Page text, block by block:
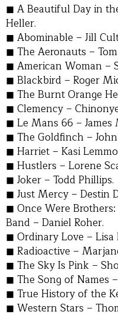
A Beautiful Day in
Heller.
Abominable – Jill
The Aeronauts –
American Woman –
Blackbird – Roger
The Burnt Orange
Clemency –
Le Mans 66 – James
The Goldfinch –
Harriet – Kasi
Hustlers – Lorene
Joker – Todd Phillips.
Just Mercy – Destin
Once Were
Band – Daniel Roher.
Ordinary Love – Lisa
Radioactive –
The Sky Is Pink –
The Song of Names
True History of the
Western Stars –